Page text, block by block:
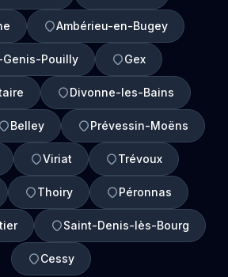
Ambérieu-en-Bugey
Genis-Pouilly Gex
Divonne-les-Bains
Belley Prévessin-Moëns
Viriat Trévoux
Thoiry Péronnas
Saint-Denis-lès-Bourg
Cessy